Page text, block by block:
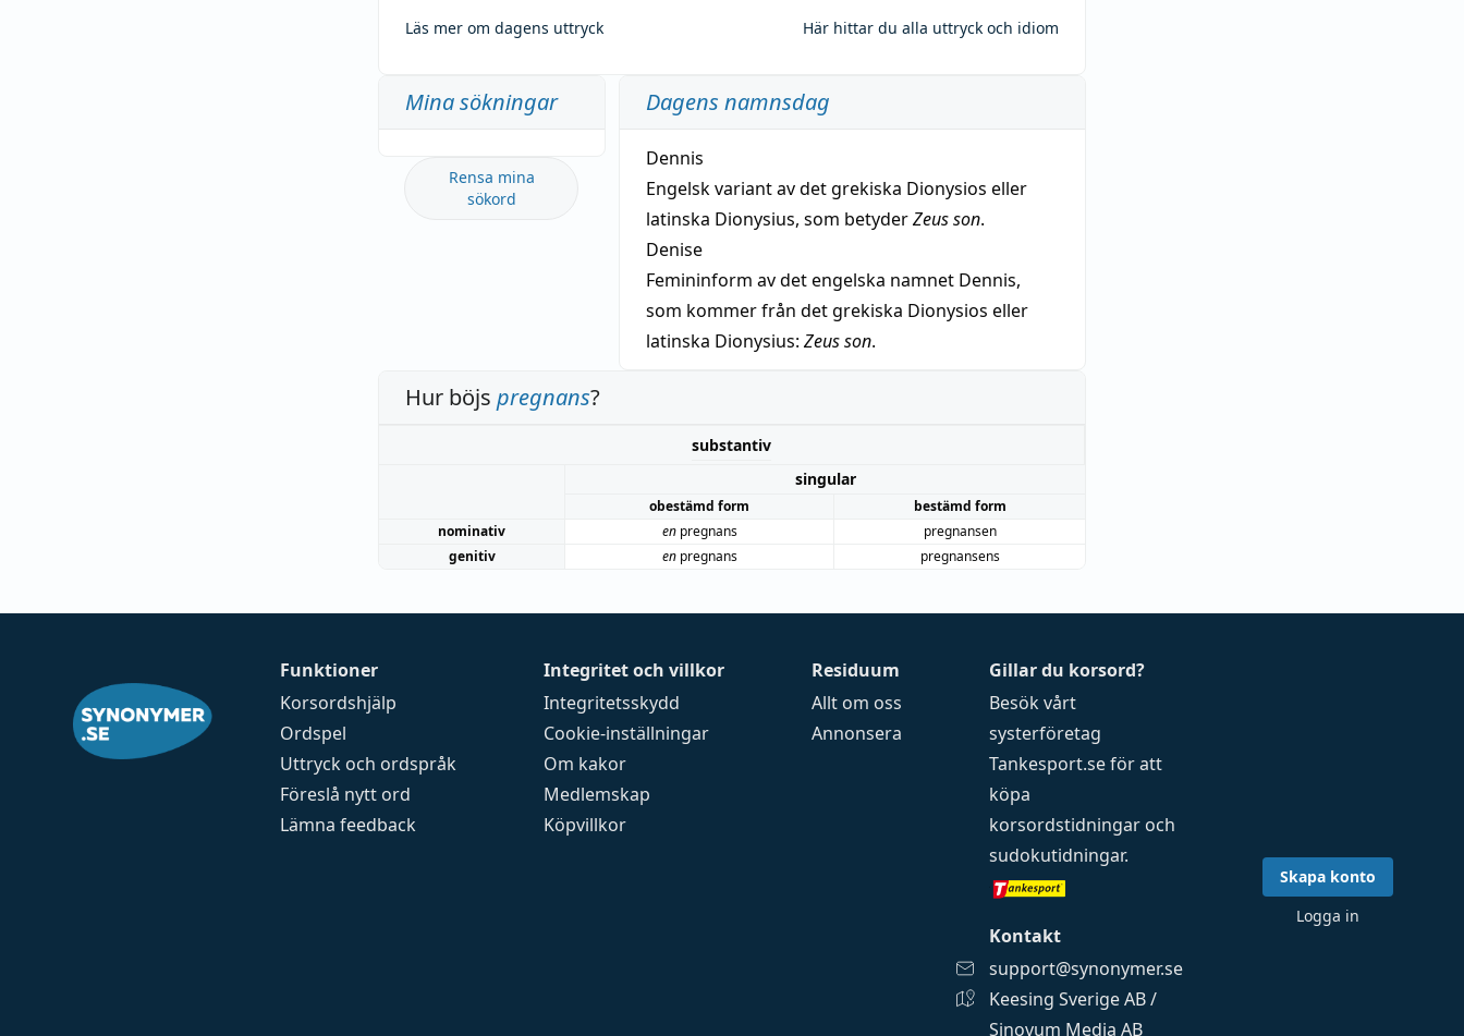
Läs mer om dagens uttryck Här hittar du alla uttryck och idiom
Mina sökningar
Rensa mina
sökord
Dagens namnsdag
Dennis
Engelsk variant av det grekiska Dionysios eller
latinska Dionysius, som betyderZeus son.
Denise
Femininform av det engelska namnet Dennis,
som kommer från det grekiska Dionysios eller
latinska Dionysius: Zeus son.
Hur böjs pregnans?
substantiv
singular
obestämd form
bestämd form
nominativ
enpregnans
pregnansen
genitiv
enpregnans pregnansens
Funktioner
Korsordshjälp
Ordspel
Uttryck och ordspråk
Föreslå nytt ord
Lämna feedback
Integritet och villkor
Integritetsskydd
Cookie-inställningar
Om kakor
Medlemskap
Köpvillkor
Residuum
Allt om oss
Annonsera
Gillar du korsord?
Besök vårt
systerföretag
Tankesport.seför att
köpa
korsordstidningar och
sudokutidningar.
Kontakt
support@synonymer.se
Keesing Sverige AB /
Sinovum Media AB
Skapa konto
Logga in